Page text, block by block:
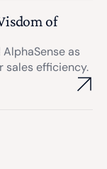
of
as
sales efficiency.